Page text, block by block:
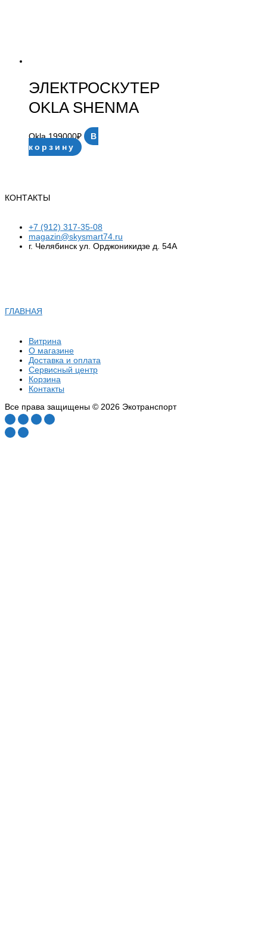
ЭЛЕКТРОСКУТЕР
OKLA SHENMA
Okla199000₽
В
корзину
КОНТАКТЫ
+7 (912) 317-35-08
magazin@skysmart74.ru
г. Челябинск ул. Орджоникидзе д. 54А
ГЛАВНАЯ
Витрина
О магазине
Доставка и оплата
Сервисный центр
Корзина
Контакты
Все права защищены © 2026 Экотранспорт